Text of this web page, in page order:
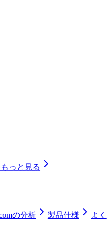
っと見る
の分析 製品仕様
よく